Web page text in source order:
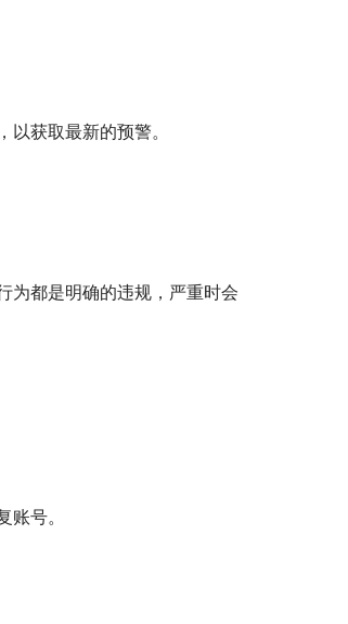
获取最新的预警。
为都是明确的违规，严重时会
号。